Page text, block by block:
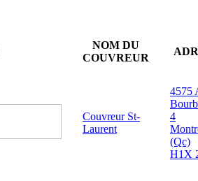
NOM DU
COUVREUR
Couvreur St-
Laurent
4575
4
(Qc)
H1X